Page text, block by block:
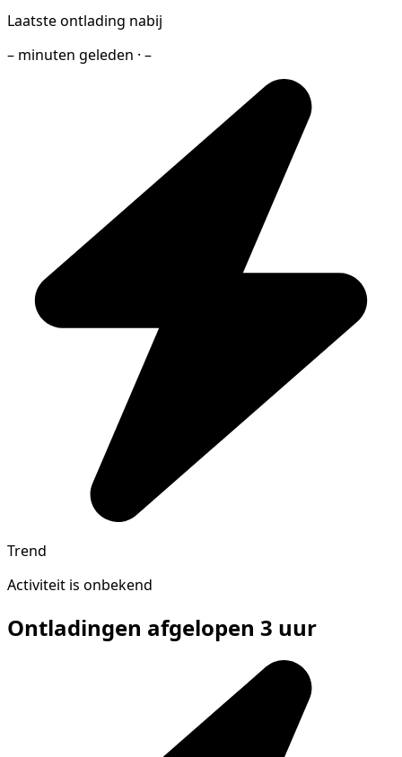
Laatste ontlading nabij
– minuten geleden · –
Trend
Activiteit is onbekend
Ontladingen afgelopen 3 uur